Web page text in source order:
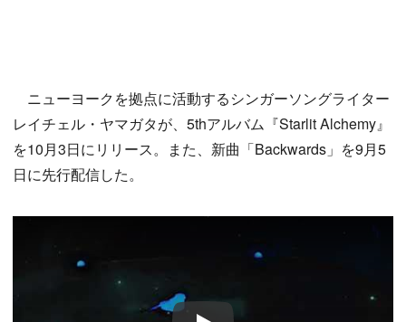
ニューヨークを拠点に活動するシンガーソングライター
レイチェル・ヤマガタが、5thアルバム『Starlit Alchemy』
を10月3日にリリース。また、新曲「Backwards」を9月5
日に先行配信した。